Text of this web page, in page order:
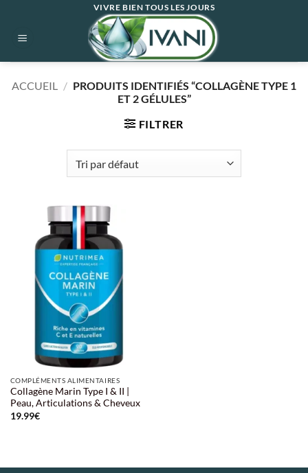
contenu
VIVRE BIEN TOUS LES JOURS
ACCUEIL / PRODUITS IDENTIFIÉS “COLLAGÈNE TYPE 1
ET 2 GÉLULES”
FILTRER
COMPLÉMENTS ALIMENTAIRES
Collagène Marin Type I & II |
Peau, Articulations & Cheveux
19.99€